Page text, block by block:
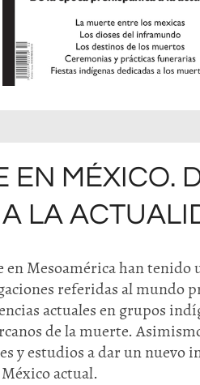
EN MÉXICO.
LA
en Mesoamérica han tenido
referidas al mundo
actuales en grupos
de la muerte.
y estudios a dar un nuevo
actual.